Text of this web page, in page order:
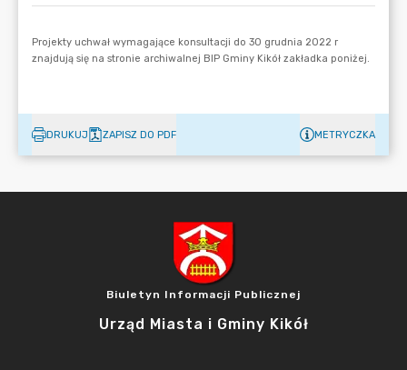
DRUKUJ ZAPISZ DO PDF METRYCZKA
Biuletyn Informacji Publicznej
Urząd Miasta i Gminy Kikół